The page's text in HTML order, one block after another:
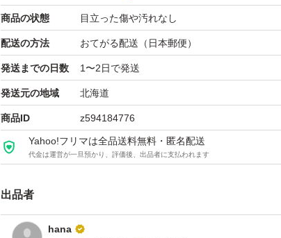
商品の状態 目立った傷や汚れなし
配送の方法 おてがる配送（日本郵便）
発送までの日数 1〜2日で発送
発送元の地域 北海道
商品ID z594184776
Yahoo!フリマは全品送料無料・匿名配送
代金は運営が一旦預かり、評価後、出品者に支払われます
出品者
hana